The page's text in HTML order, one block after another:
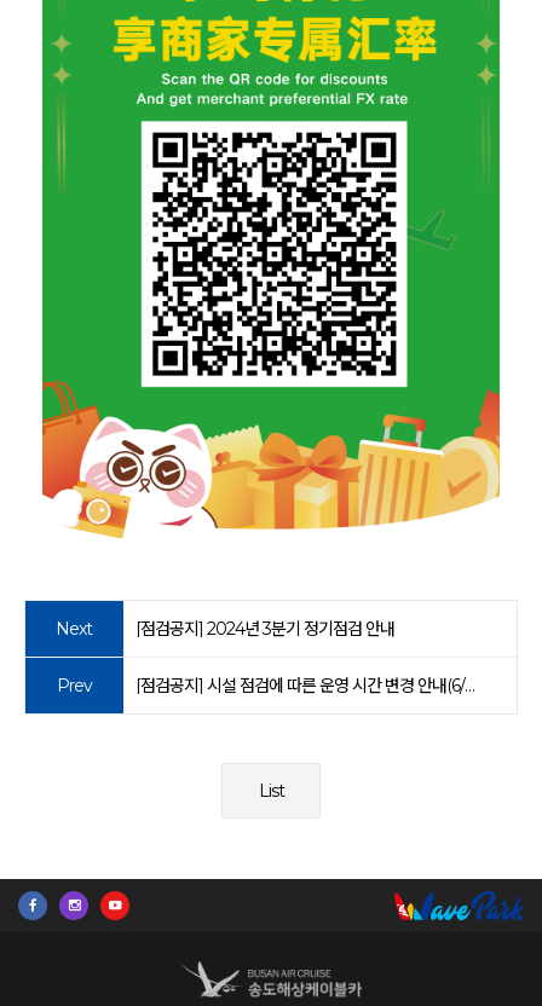
Next [점검공지] 2024년 3분기 정기점검 안내
Prev [점검공지] 시설 점검에 따른 운영 시간 변경 안내(6/3~4)
List